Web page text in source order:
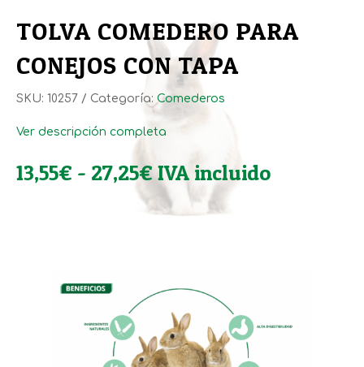
TOLVA COMEDERO PARA
CONEJOS CON TAPA
SKU: 10257 Categoría: Comederos
Ver descripción completa
13,55€ - 27,25€Rango
de
precios:
27,25€
IVA incluido